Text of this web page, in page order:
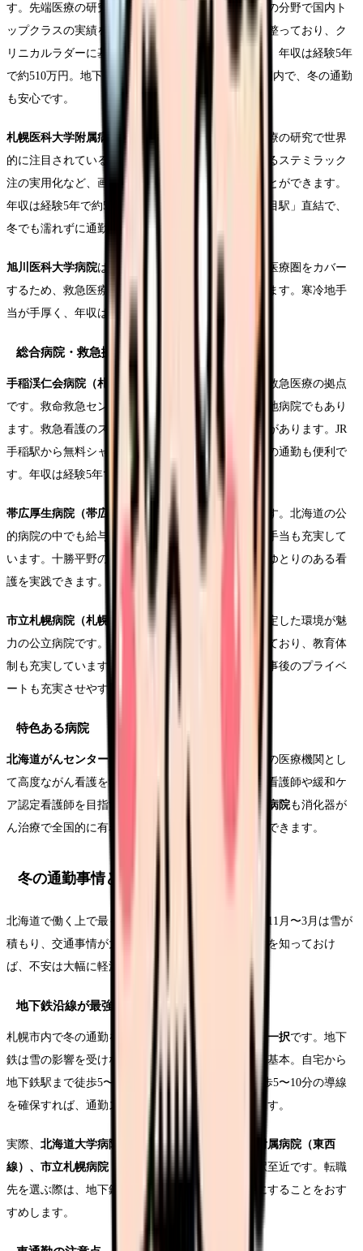
す。先端医療の研究が盛んで、がん治療・移植医療の分野で国内ト
ップクラスの実績を持ちます。看護師の教育体制が整っており、ク
リニカルラダーに基づいたキャリア開発が可能です。年収は経験5年
で約510万円。地下鉄南北線「北12条駅」から徒歩圏内で、冬の通勤
も安心です。
札幌医科大学附属病院（札幌市中央区）
は、再生医療の研究で世界
的に注目されている大学病院です。脊髄損傷に対するステミラック
注の実用化など、画期的な治療法の開発に携わることができます。
年収は経験5年で約500万円。地下鉄東西線「西18丁目駅」直結で、
冬でも濡れずに通勤できます。
旭川医科大学病院は、道北の医療の要です。広大な医療圏をカバー
するため、救急医療や遠隔医療の経験が豊富に積めます。寒冷地手
当が手厚く、年収は経験5年で約500万円に達します。
総合病院・救急拠点
手稲渓仁会病院（札幌市手稲区）
は、札幌市西部の救急医療の拠点
です。救命救急センターを持ち、ドクターヘリの基地病院でもあり
ます。救急看護のスキルを高めたい方に非常に人気があります。JR
手稲駅から無料シャトルバスが運行されており、冬の通勤も便利で
す。年収は経験5年で約500万円。
帯広厚生病院（帯広市）
は、十勝地方の中核病院です。北海道の公
的病院の中でも給与水準が高く、寒冷地手当・赴任手当も充実して
います。十勝平野の雄大な自然に囲まれた環境で、ゆとりのある看
護を実践できます。
市立札幌病院（札幌市中央区）
は、公務員待遇で安定した環境が魅
力の公立病院です。救急医療・がん医療に力を入れており、教育体
制も充実しています。大通公園に近い好立地で、仕事後のプライベ
ートも充実させやすいです。
特色ある病院
北海道がんセンター（札幌市白石区）
は、がん専門の医療機関とし
て高度ながん看護を学べる環境です。がん看護専門看護師や緩和ケ
ア認定看護師を目指す方には最適です。
恵佑会札幌病院も消化器が
ん治療で全国的に有名で、専門性の高い看護が実践できます。
冬の通勤事情と雪対策
北海道で働く上で最も気になるのが
です。11月〜3月は雪が
積もり、交通事情が大きく変わります。事前に対策を知っておけ
ば、不安は大幅に軽減できます。
地下鉄沿線が最強
札幌市内で冬の通勤を快適にするなら、 地下鉄沿線一択です。地下
鉄は雪の影響を受けないため、真冬でも定時運行が基本。自宅から
地下鉄駅まで徒歩5〜10分、地下鉄から病院まで徒歩5〜10分の導線
を確保すれば、通勤ストレスは最小限に抑えられます。
実際、 北海道大学病院（南北線）、札幌医科大学附属病院（東西
線）、市立札幌病院（東西線）
はいずれも地下鉄駅至近です。転職
先を選ぶ際は、地下鉄へのアクセスを最優先条件にすることをおす
すめします。